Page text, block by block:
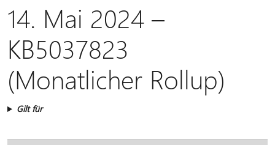
14. Mai 2024 –
KB5037823
(Monatlicher Rollup)
Gilt für